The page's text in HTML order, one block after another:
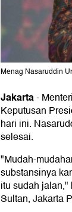
Menag Nasaruddin
Jakarta-
Keputusan
hari ini.
selesai.
"Mudah-
substansinya
itu sudah
Sultan, Jakarta